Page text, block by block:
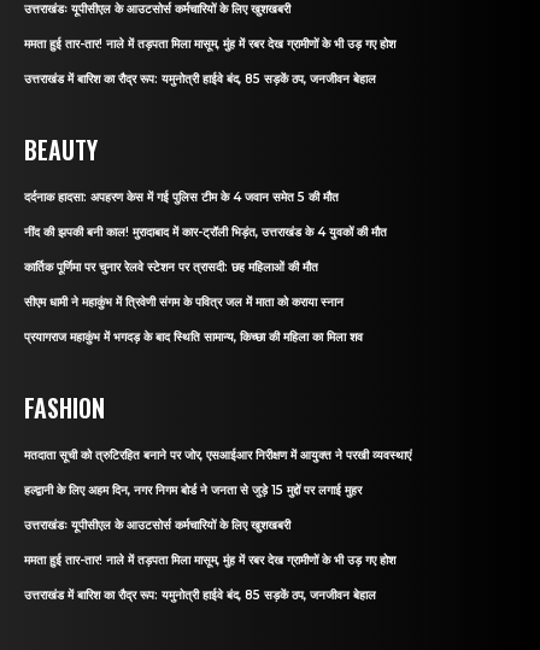
उत्तराखंडः यूपीसीएल के आउटसोर्स कर्मचारियों के लिए खुशखबरी
ममता हुई तार-तार! नाले में तड़पता मिला मासूम, मुंह में रबर देख ग्रामीणों के भी उड़ गए होश
उत्तराखंड में बारिश का रौद्र रूप: यमुनोत्री हाईवे बंद, 85 सड़कें ठप, जनजीवन बेहाल
BEAUTY
दर्दनाक हादसा: अपहरण केस में गई पुलिस टीम के 4 जवान समेत 5 की मौत
नींद की झपकी बनी काल! मुरादाबाद में कार-ट्रॉली भिड़ंत, उत्तराखंड के 4 युवकों की मौत
कार्तिक पूर्णिमा पर चुनार रेलवे स्टेशन पर त्रासदी: छह महिलाओं की मौत
सीएम धामी ने महाकुंभ में त्रिवेणी संगम के पवित्र जल में माता को कराया स्नान
प्रयागराज महाकुंभ में भगदड़ के बाद स्थिति सामान्य, किच्छा की महिला का मिला शव
FASHION
मतदाता सूची को त्रुटिरहित बनाने पर जोर, एसआईआर निरीक्षण में आयुक्त ने परखी व्यवस्थाएं
हल्द्वानी के लिए अहम दिन, नगर निगम बोर्ड ने जनता से जुड़े 15 मुद्दों पर लगाई मुहर
उत्तराखंडः यूपीसीएल के आउटसोर्स कर्मचारियों के लिए खुशखबरी
ममता हुई तार-तार! नाले में तड़पता मिला मासूम, मुंह में रबर देख ग्रामीणों के भी उड़ गए होश
उत्तराखंड में बारिश का रौद्र रूप: यमुनोत्री हाईवे बंद, 85 सड़कें ठप, जनजीवन बेहाल